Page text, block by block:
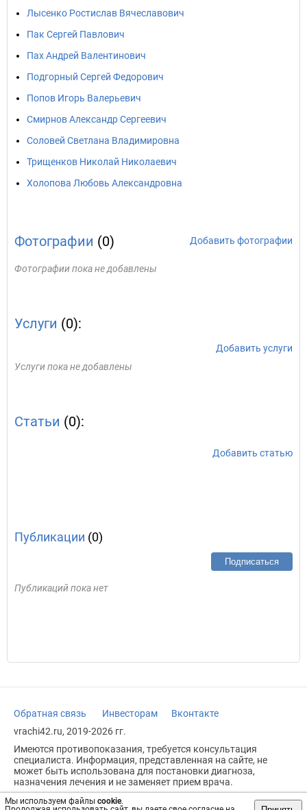
Мы используем файлы cookie.
Лысенко Ростислав Вячеславович
Пак Сергей Павлович
Пах Андрей Валентинович
Подгорный Сергей Федорович
Попов Игорь Валерьевич
Смирнов Александр Сергеевич
Соловей Светлана Владимировна
Трищенков Николай Николаевич
Холопова Любовь Александровна
Фотографии (0) Добавить фотографии
Фотографии пока не добавлены
Услуги (0):
Добавить услуги
Услуги пока не добавлены
Статьи (0):
Добавить статью
Публикации (0)
Подписаться
Публикаций пока нет
Обратная связь Инвесторам
Вконтакте
vrachi42.ru, 2019-2026 гг.
Имеются противопоказания, требуется консультация
специалиста. Информация, представленная на сайте, не
может быть использована для постановки диагноза,
назначения лечения и не заменяет прием врача.
Возрастное ограничение: 18+